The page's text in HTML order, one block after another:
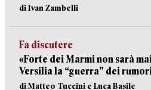
di Ivan Zambelli
Fa discutere
«Forte dei Marmi non sarà
Versilia la “guerra” dei
di Matteo Tuccini e Luca Basile